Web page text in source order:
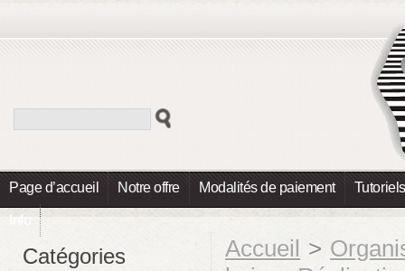
Page d’accueil Notre offre Modalités de paiement Tutoriels
Info
Accueil >
Catégories